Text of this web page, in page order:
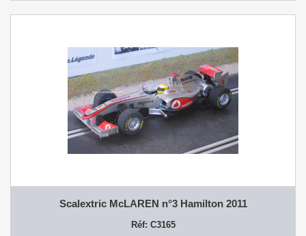
Scalextric McLAREN n°3 Hamilton 2011
Réf: C3165